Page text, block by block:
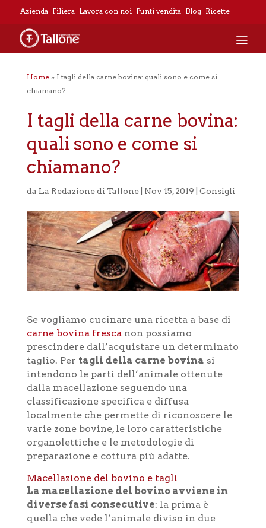
Azienda Filiera Lavora con noi Punti vendita Blog Ricette
Home» I tagli della carne bovina: quali sono e come si
chiamano?
I tagli della carne bovina:
quali sono e come si
chiamano?
da La Redazione di Tallone| Nov 15, 2019 Consigli
Se vogliamo cucinare una ricetta a base di
carne bovina frescanon possiamo
prescindere dall’acquistare un determinato
taglio. Per tagli della carne bovina si
intendono le parti dell’animale ottenute
dalla macellazione seguendo una
classificazione specifica e diffusa
localmente che permette di riconoscere le
varie zone bovine, le loro caratteristiche
organolettiche e le metodologie di
preparazione e cottura più adatte.
Macellazione del bovino e tagli
La macellazione del bovino avviene in
diverse fasi consecutive: la prima è
quella che vede l’animale diviso in due